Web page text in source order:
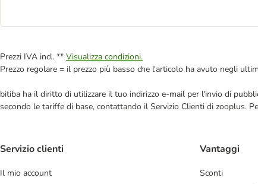
Prezzi IVA incl. ** Visualizza condizioni.
Prezzo regolare = il prezzo più basso che l'articolo ha avuto negli
bitiba ha il diritto di utilizzare il tuo indirizzo e-mail per l'invio di
secondo le tariffe di base, contattando il Servizio Clienti di zooplus.
Servizio clienti
Il mio account
Vantaggi
Sconti